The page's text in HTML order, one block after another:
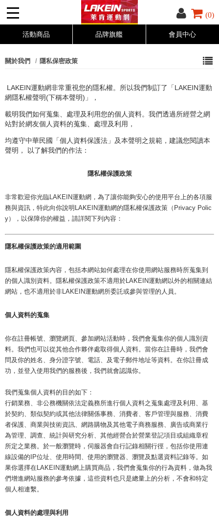
(0)
活動商品 品牌旗艦 會員中心
關於我們 隱私保密政策
LAKEIN運動網非常重視您的隱私權。所以我們制訂了「LAKEIN運動
網隱私權聲明(下稱本聲明)」，
載明我們如何蒐集、處理及利用您的個人資料。我們透過所經營之網
站對於網友個人資料的蒐集、處理及利用，
均遵守中華民國「個人資料保護法」及本聲明之規範，建議您閱讀本
聲明， 以了解我們的作法：
隱私權保護政策
非常歡迎你光臨LAKEIN運動網，為了讓你能夠安心的使用平台上的各項服
務與資訊，特此向你說明LAKEIN運動網的隱私權保護政策（Privacy Polic
y），以保障你的權益，請詳閱下列內容：
隱私權保護政策的適用範圍
隱私權保護政策內容，包括本網站如何處理在你使用網站服務時所蒐集到
的個人識別資料。隱私權保護政策不適用於LAKEIN運動網以外的相關連結
網站，也不適用於非LAKEIN運動網所委託或參與管理的人員。
個人資料的蒐集
你在註冊帳號、瀏覽網頁、參加網站活動時，我們會蒐集你的個人識別資
料。我們也可以從其他合作夥伴處取得個人資料。當你在註冊時，我們會
問及你的姓名、身分證字號、電話、及電子郵件地址等資料。在你註冊成
功，並登入使用我們的服務後，我們就會認識你。
我們蒐集個人資料的目的如下：
行銷業務、非公務機關依法定義務所進行個人資料之蒐集處理及利用、基
於契約、類似契約或其他法律關係事務、消費者、客戶管理與服務、消費
者保護、商業與技術資訊、網路購物及其他電子商務服務、廣告或商業行
為管理、調查、統計與研究分析、其他經營合於營業登記項目或組織章程
所定之業務。於一般瀏覽時，伺服器會自行記錄相關行徑，包括你使用連
線設備的IP位址、使用時間、使用的瀏覽器、瀏覽及點選資料記錄等。如
果你選擇在LAKEIN運動網上購買商品，我們會蒐集你的行為資料，做為我
們增進網站服務的參考依據，這些資料也只是總量上的分析，不會和特定
個人相連繫。
個人資料的處理與利用